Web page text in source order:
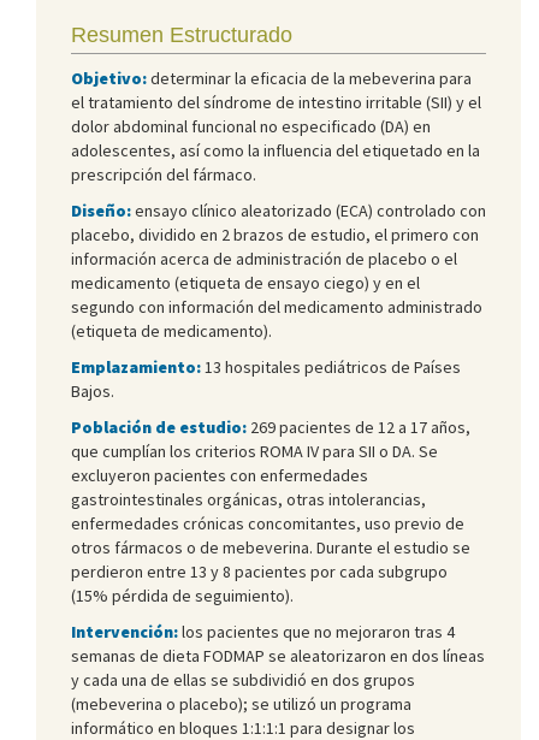
Resumen Estructurado
Objetivo:determinar la eficacia de la mebeverina para
el tratamiento del síndrome de intestino irritable (SII) y el
dolor abdominal funcional no especificado (DA) en
adolescentes, así como la influencia del etiquetado en la
prescripción del fármaco.
Diseño:ensayo clínico aleatorizado (ECA) controlado con
placebo, dividido en 2 brazos de estudio, el primero con
información acerca de administración de placebo o el
medicamento (etiqueta de ensayo ciego) y en el
segundo con información del medicamento administrado
(etiqueta de medicamento).
Emplazamiento: 13 hospitales pediátricos de Países
Bajos.
Población de estudio: 269 pacientes de 12 a 17 años,
que cumplían los criterios ROMA IV para SII o DA. Se
excluyeron pacientes con enfermedades
gastrointestinales orgánicas, otras intolerancias,
enfermedades crónicas concomitantes, uso previo de
otros fármacos o de mebeverina. Durante el estudio se
perdieron entre 13 y 8 pacientes por cada subgrupo
(15% pérdida de seguimiento).
Intervención:los pacientes que no mejoraron tras 4
semanas de dieta FODMAP se aleatorizaron en dos líneas
y cada una de ellas se subdividió en dos grupos
(mebeverina o placebo); se utilizó un programa
informático en bloques 1:1:1:1 para designar los